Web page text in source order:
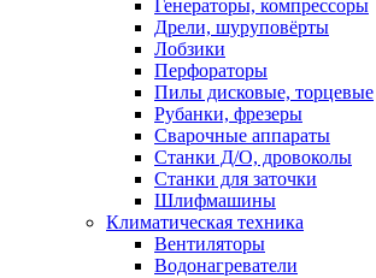
Генераторы, компрессоры
Дрели, шуруповёрты
Лобзики
Перфораторы
Пилы дисковые, торцевые
Рубанки, фрезеры
Сварочные аппараты
Станки Д/О, дровоколы
Станки для заточки
Шлифмашины
Климатическая техника
Вентиляторы
Водонагреватели